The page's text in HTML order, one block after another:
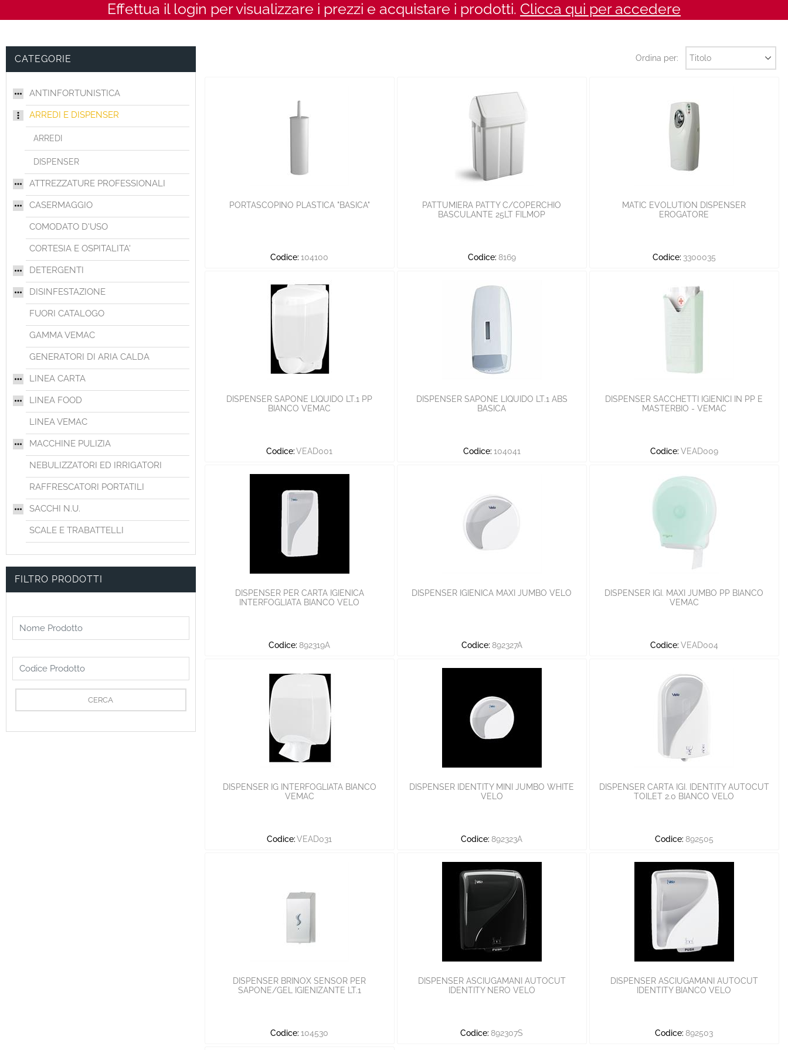
Effettua il login per visualizzare i prezzi e acquistare i prodotti. Clicca qui per accedere
CATEGORIE
ANTINFORTUNISTICA
ARREDI E DISPENSER
ARREDI
DISPENSER
ATTREZZATURE PROFESSIONALI
CASERMAGGIO
COMODATO D'USO
CORTESIA E OSPITALITA'
DETERGENTI
DISINFESTAZIONE
FUORI CATALOGO
GAMMA VEMAC
GENERATORI DI ARIA CALDA
LINEA CARTA
LINEA FOOD
LINEA VEMAC
MACCHINE PULIZIA
NEBULIZZATORI ED IRRIGATORI
RAFFRESCATORI PORTATILI
SACCHI N.U.
SCALE E TRABATTELLI
FILTRO PRODOTTI
Ordina per:
PORTASCOPINO PLASTICA "BASICA"
Codice: 104100
PATTUMIERA PATTY C/COPERCHIO
BASCULANTE 25LT FILMOP
Codice: 8169
MATIC EVOLUTION DISPENSER
EROGATORE
Codice: 3300035
DISPENSER SAPONE LIQUIDO LT.1 PP
BIANCO VEMAC
Codice: VEAD001
DISPENSER SAPONE LIQUIDO LT.1 ABS
BASICA
Codice: 104041
DISPENSER SACCHETTI IGIENICI IN PP E
MASTERBIO - VEMAC
Codice: VEAD009
DISPENSER PER CARTA IGIENICA
INTERFOGLIATA BIANCO VELO
Codice: 892319A
DISPENSER IGIENICA MAXI JUMBO VELO
Codice: 892327A
DISPENSER IGI. MAXI JUMBO PP BIANCO
VEMAC
Codice: VEAD004
DISPENSER IG INTERFOGLIATA BIANCO
VEMAC
Codice: VEAD031
DISPENSER IDENTITY MINI JUMBO WHITE
VELO
Codice: 892323A
DISPENSER CARTA IGI. IDENTITY AUTOCUT
TOILET 2.0 BIANCO VELO
Codice: 892505
DISPENSER BRINOX SENSOR PER
SAPONE/GEL IGIENIZANTE LT.1
Codice: 104530
DISPENSER ASCIUGAMANI AUTOCUT
IDENTITY NERO VELO
Codice: 892307S
DISPENSER ASCIUGAMANI AUTOCUT
IDENTITY BIANCO VELO
Codice: 892503